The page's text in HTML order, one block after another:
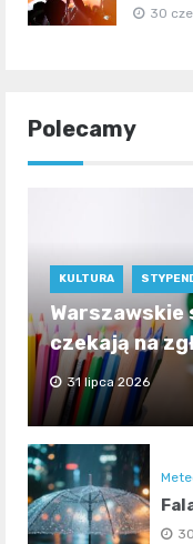
30
Polecamy
KULTURA
czekają na
31 lipca 2026